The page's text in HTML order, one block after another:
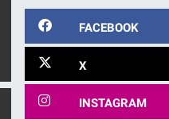
FACEBOOK
X
INSTAGRAM